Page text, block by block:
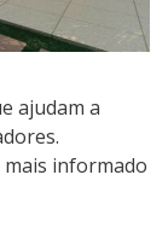
ajudam a
informado